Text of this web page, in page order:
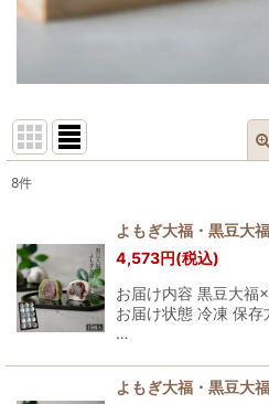
並び順 :
絞り込
8件
よもぎ大福・黒豆大
4,573円(税込)
お届け内容 黒豆大
お届け状態 冷凍 保
…
よもぎ大福・黒豆大